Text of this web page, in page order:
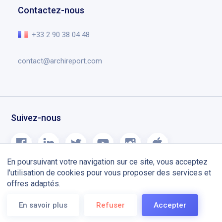
En poursuivant votre navigation sur ce site, vous acceptez
l'utilisation de cookies pour vous proposer des services et
offres adaptés.
En savoir plus Refuser Accepter
Recrutement
Planning chantier
L’essentiel en vidéo
Notes de version
Contactez-nous
+33 2 90 38 04 48
contact@archireport.com
Suivez-nous
Mentions légales